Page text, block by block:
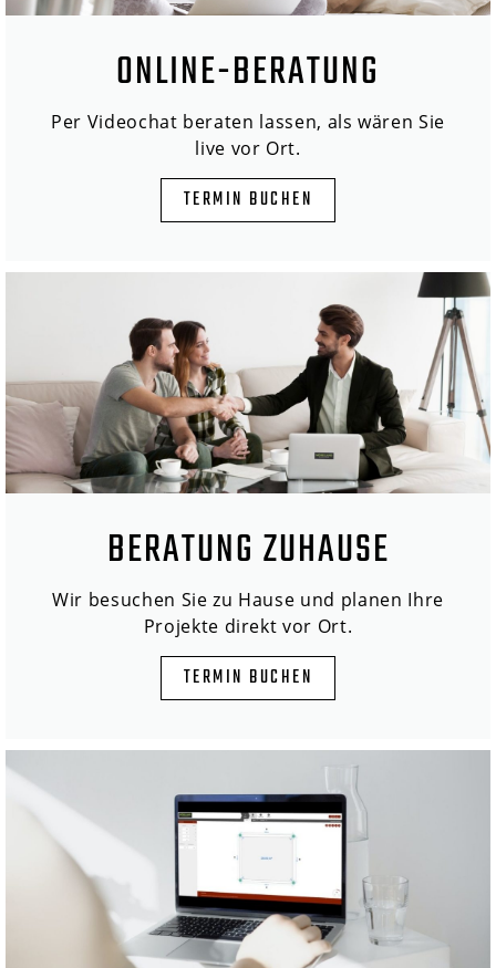
ONLINE-BERATUNG
Per Videochat beraten lassen, als wären Sie
live vor Ort.
TERMIN BUCHEN
BERATUNG ZUHAUSE
Wir besuchen Sie zu Hause und planen Ihre
Projekte direkt vor Ort.
TERMIN BUCHEN